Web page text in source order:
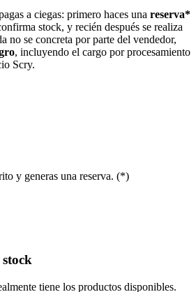
a ciegas: primero haces una reserva*
stock, y recién después se realiza
no se concreta por parte del vendedor,
, incluyendo el cargo por procesamiento
Scry.
y generas una reserva. (*)
tiene los productos disponibles.